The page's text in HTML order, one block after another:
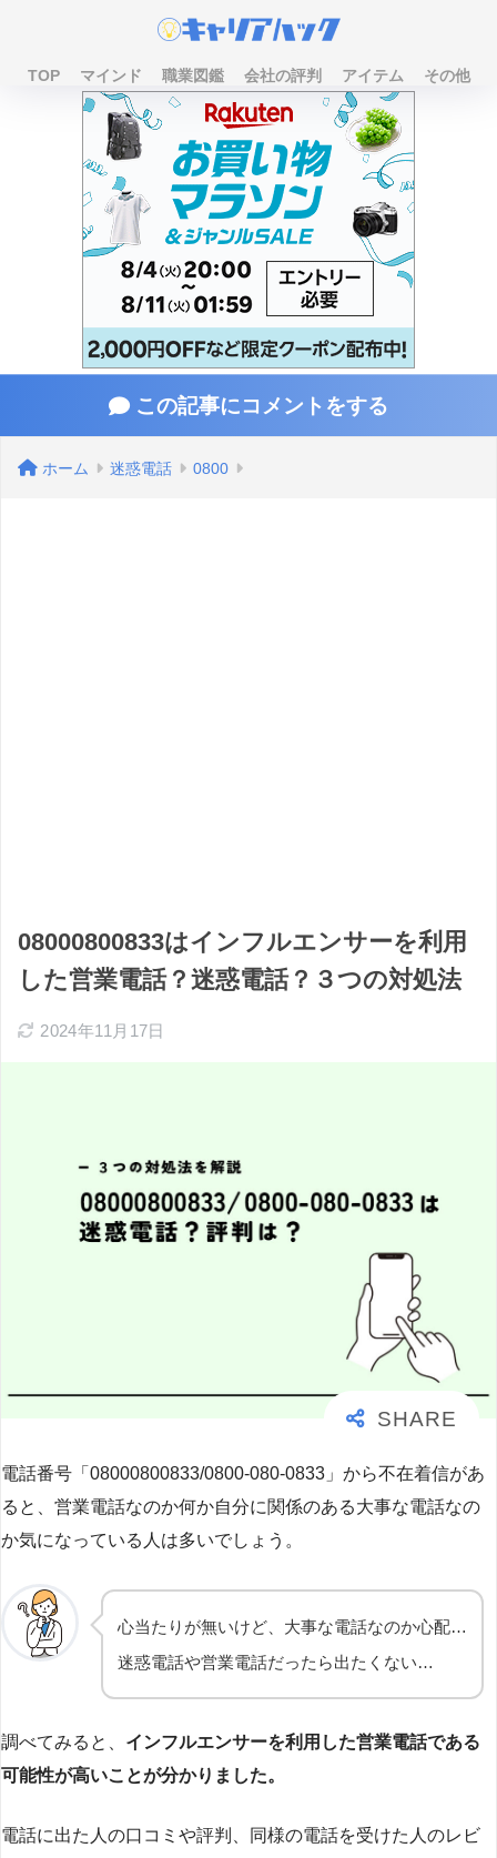
TOP マインド 職業図鑑 会社の評判 アイテム その他
この記事にコメントをする
ホーム 迷惑電話 0800
08000800833はインフルエンサーを利用
した営業電話？迷惑電話？３つの対処法
2024年11月17日
電話番号「08000800833/0800-080-0833」から不在着信があ
ると、営業電話なのか何か自分に関係のある大事な電話なの
か気になっている人は多いでしょう。
心当たりが無いけど、大事な電話なのか心配…
迷惑電話や営業電話だったら出たくない…
調べてみると、 インフルエンサーを利用した営業電話である
可能性が高いことが分かりました。
電話に出た人の口コミや評判、同様の電話を受けた人のレビ